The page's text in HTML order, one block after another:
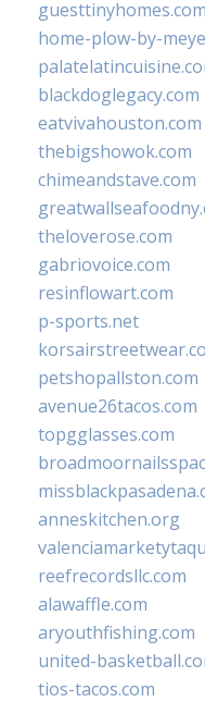
guesttinyhomes.com
home-plow-by-
blackdoglegacy.com
eatvivahouston.com
thebigshowok.com
chimeandstave.com
theloverose.com
gabriovoice.com
resinflowart.com
p-sports.net
petshopallston.com
avenue26tacos.com
topgglasses.com
anneskitchen.org
reefrecordsllc.com
alawaffle.com
aryouthfishing.com
united-
tios-tacos.com